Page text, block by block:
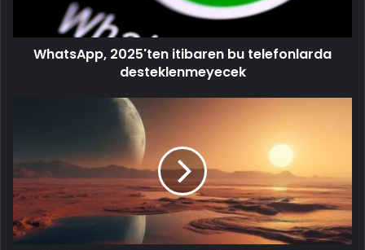
WhatsApp, 2025'ten itibaren bu telefonlarda
desteklenmeyecek
Mars'ta
eskiden
yaşam
var
mıydı?